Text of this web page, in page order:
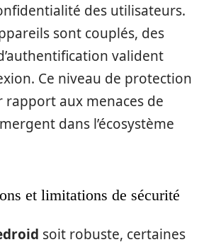
des utilisateurs.
sont couplés, des
valident
Ce niveau de protection
rapport aux menaces de
dans l’écosystème
et limitations de sécurité
soit robuste, certaines